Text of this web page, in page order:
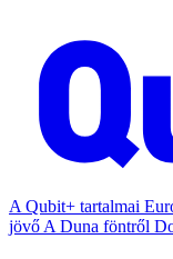
A Qubit+ tartalmai
jövő A Duna föntről